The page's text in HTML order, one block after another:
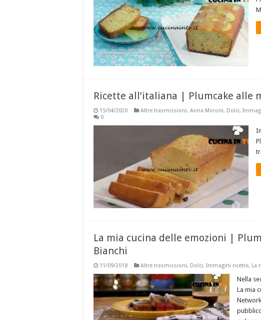
Ricette all’italiana | Plumcake alle
15/04/2020 Altre trasmissioni, Anna Moroni, Dolci,
0
La mia cucina delle emozioni |
Bianchi
11/09/2018 Altre trasmissioni, Dolci, Immagini ricette, La
Nella
La mia